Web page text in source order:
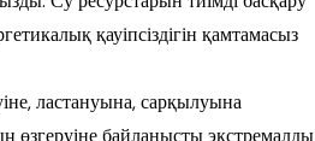
қауіпсіздігін қамтамасыз
лас­тануына, сарқылуына
өзгеруіне байланысты экстре­мал­ды